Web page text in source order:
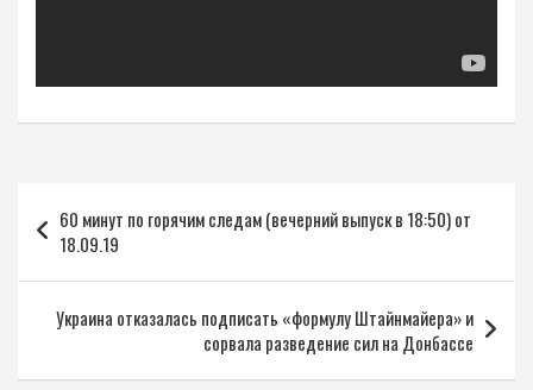
по
записям
60 минут по горячим следам (вечерний выпуск в 18:50) от
18.09.19
Украина отказалась подписать «формулу Штайнмайера» и
сорвала разведение сил на Донбассе